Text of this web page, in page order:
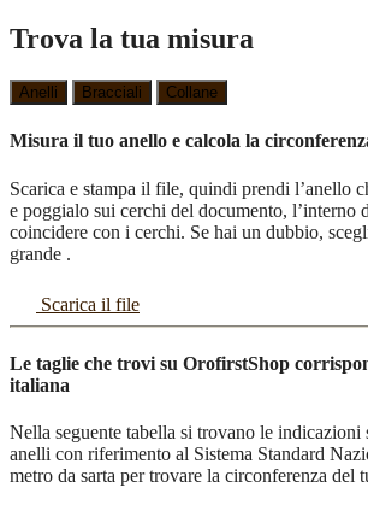
Trova la tua misura
Anelli Bracciali Collane
Misura il tuo anello e calcola la
Scarica e stampa il file, quindi prendi l’anello
e poggialo sui cerchi del documento, l’interno
coincidere con i cerchi. Se hai un dubbio,
grande .
Scarica il file
Le taglie che trovi su OrofirstShop
italiana
Nella seguente tabella si trovano le indicazioni
anelli con riferimento al Sistema Standard
metro da sarta per trovare la circonferenza del